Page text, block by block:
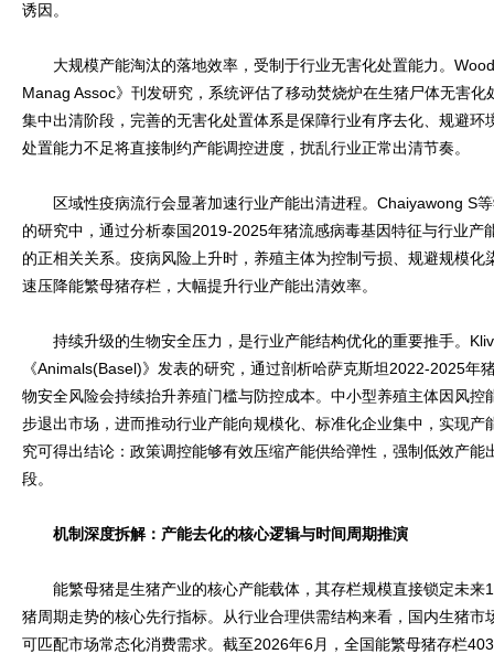
诱因。
大规模产能淘汰的落地效率，受制于行业无害化处置能力。
Manag Assoc》刊发研究，系统评估了移动焚烧炉在生猪尸体无害
集中出清阶段，完善的无害化处置体系是保障行业有序去化、规避环
处置能力不足将直接制约产能调控进度，扰乱行业正常出清节奏。
区域性疫病流行会显著加速行业产能出清进程。Chaiyawong S
的研究中，通过分析泰国2019-2025年猪流感病毒基因特征与行业产
的正相关关系。疫病风险上升时，养殖主体为控制亏损、规避规模
速压降能繁母猪存栏，大幅提升行业产能出清效率。
持续升级的生物安全压力，是行业产能结构优化的重要推手。
《Animals(Basel)》发表的研究，通过剖析哈萨克斯坦2022-2025年
物安全风险会持续抬升养殖门槛与防控成本。中小型养殖主体因风控
步退出市场，进而推动行业产能向规模化、标准化企业集中，实现产
究可得出结论：政策调控能够有效压缩产能供给弹性，强制低效产
段。
机制深度拆解：产能去化的核心逻辑与时间周期推演
能繁母猪是生猪产业的核心产能载体，其存栏规模直接锁定未来
猪周期走势的核心先行指标。从行业合理供需结构来看，国内生猪
可匹配市场常态化消费需求。截至2026年6月，全国能繁母猪存栏